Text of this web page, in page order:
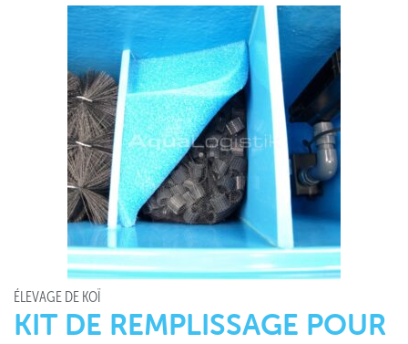
ÉLEVAGE DE KOÏ
KIT DE REMPLISSAGE POUR